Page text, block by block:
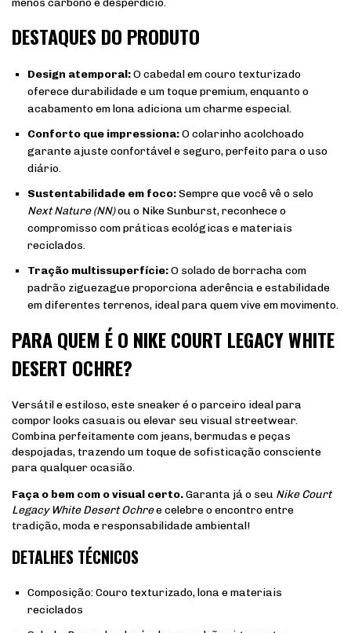
DESTAQUES DO PRODUTO
Design atemporal:O cabedal em couro texturizado
oferece durabilidade e um toque premium, enquanto o
acabamento em lona adiciona um charme especial.
Conforto que impressiona:O colarinho acolchoado
garante ajuste confortável e seguro, perfeito para o uso
diário.
Sustentabilidade em foco:Sempre que você vê o selo
Next Nature (NN)ou o Nike Sunburst, reconhece o
compromisso com práticas ecológicas e materiais
reciclados.
Tração multissuperfície:O solado de borracha com
padrão ziguezague proporciona aderência e estabilidade
em diferentes terrenos, ideal para quem vive em movimento.
PARA QUEM É O NIKE COURT LEGACY WHITE
DESERT OCHRE?
Versátil e estiloso, este sneaker é o parceiro ideal para
compor looks casuais ou elevar seu visual streetwear.
Combina perfeitamente com jeans, bermudas e peças
despojadas, trazendo um toque de sofisticação consciente
para qualquer ocasião.
Faça o bem com o visual certo.Garanta já o seu Nike Court
Legacy White Desert Ochree celebre o encontro entre
tradição, moda e responsabilidade ambiental!
DETALHES TÉCNICOS
Composição: Couro texturizado, lona e materiais
reciclados